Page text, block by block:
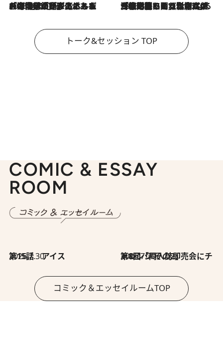
2026.8.3
「今後値上げがあるとすれば…」「リスクがあるのは今年の冬」エネルギー専門家が語る、ホルムズ海峡封鎖が家庭にもたらす“ある心配” 2026.8.3
「住宅建てられない…」「サーチャージ料の高値が続いている」ホルムズ海峡封鎖による影響はいつまで続く？《エネルギー専門家に聞く“どうなる日本の暮らし”》
トーク&セッション TOP
COMIC & ESSAY
ROOM
2026.7.30
第15話 アイス 2026.7.30
第8回「同人誌即売会にチャレンジ その2」
コミック＆エッセイルームTOP